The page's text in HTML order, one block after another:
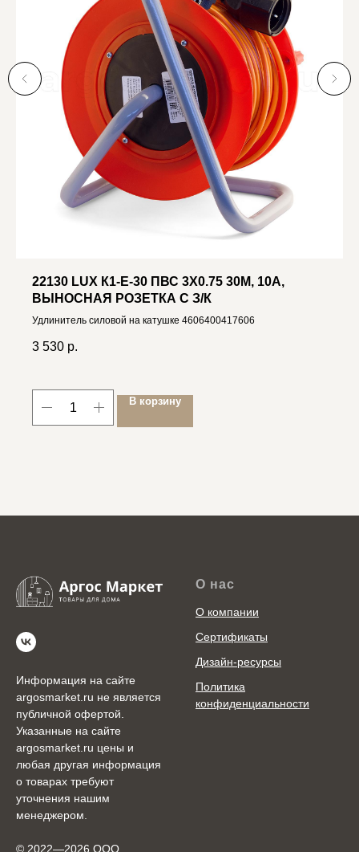
22130 LUX К1-Е-30 ПВС 3X0.75 30М, 10А,
ВЫНОСНАЯ РОЗЕТКА С З/К
Удлинитель силовой на катушке 4606400417606
3 530 р.
В корзину
Информация на сайте
argosmarket.ru не является
публичной офертой.
Указанные на сайте
argosmarket.ru цены и
любая другая информация
о товарах требуют
уточнения нашим
менеджером.
© 2022—2026 ООО
О нас
О компании
Сертификаты
Дизайн-ресурсы
Политика
конфиденциальности